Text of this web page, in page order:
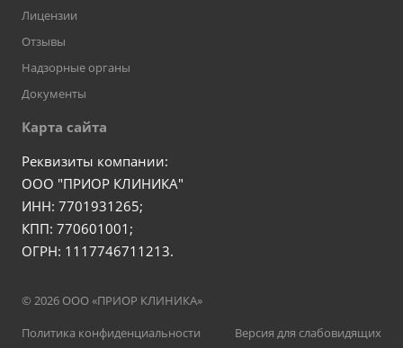
Лицензии
Отзывы
Надзорные органы
Документы
Карта сайта
Реквизиты компании:
ООО "ПРИОР КЛИНИКА"
ИНН: 7701931265;
КПП: 770601001;
ОГРН: 1117746711213.
© 2026 ООО «ПРИОР КЛИНИКА»
Политика конфиденциальности
Версия для слабовидящих